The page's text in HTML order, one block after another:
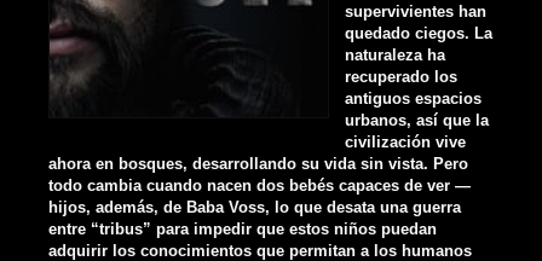
supervivientes han
quedado ciegos. La
naturaleza ha
recuperado los
antiguos espacios
urbanos, así que la
civilización vive
ahora en bosques, desarrollando su vida sin vista. Pero
todo cambia cuando nacen dos bebés capaces de ver —
hijos, además, de Baba Voss, lo que desata una guerra
entre “tribus” para impedir que estos niños puedan
adquirir los conocimientos que permitan a los humanos